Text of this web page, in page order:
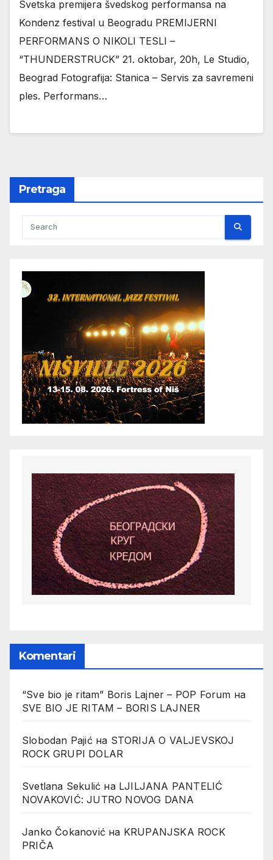
Svetska premijera švedskog performansa na
Kondenz festival u Beogradu PREMIJERNI
PERFORMANS O NIKOLI TESLI –
“THUNDERSTRUCK” 21. oktobar, 20h, Le Studio,
Beograd Fotografija: Stanica – Servis za savremeni
ples. Performans…
Pretraga
Komentari
“Sve bio je ritam” Boris Lajner – POP Forum на
SVE BIO JE RITAM – BORIS LAJNER
Slobodan Pajićна STORIJA O VALJEVSKOJ
ROCK GRUPI DOLAR
Svetlana Sekulić на LJILJANA PANTELIĆ
NOVAKOVIĆ: JUTRO NOVOG DANA
Janko Čokanović на KRUPANJSKA ROCK
PRIČA